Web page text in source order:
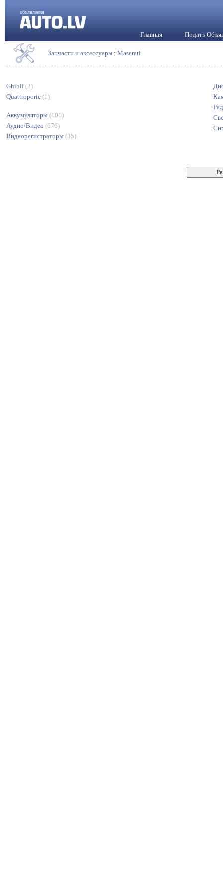
объявления
Главная Подать
Запчасти и аксессуары : Maserati
Ghibli (2)
Quattroporte (1)
Аккумуляторы (101)
Аудио/Видео (676)
Видеорегистраторы (35)